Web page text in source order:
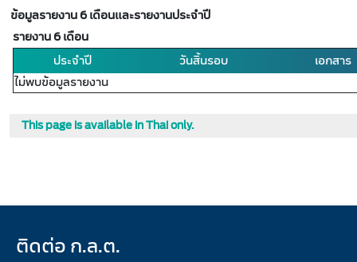
ข้อมูลรายงาน 6 เดือนและรายงานประจำปี
รายงาน 6 เดือน
ประจำปี
วันสิ้นรอบ
เอกสาร
ไม่พบข้อมูลรายงาน
This page is available in Thai only.
ติดต่อ ก.ล.ต.